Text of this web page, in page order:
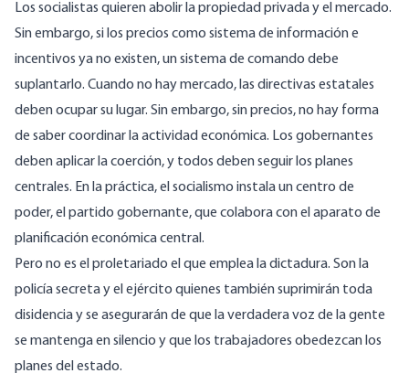
Los socialistas quieren abolir la propiedad privada y el mercado.
Sin embargo, si los precios como sistema de información e
incentivos ya no existen, un sistema de comando debe
suplantarlo. Cuando no hay mercado, las directivas estatales
deben ocupar su lugar. Sin embargo, sin precios, no hay forma
de sabercoordinar la actividad económica. Los gobernantes
deben aplicar la coerción, y todos deben seguir los planes
centrales. En la práctica, el socialismo instala un centro de
poder, el partido gobernante, que colabora con el aparato de
planificación económica central.
Pero no es el proletariado el que emplea la dictadura. Son la
policía secreta y el ejército quienes tambiénsuprimirán toda
disidencia y se asegurarán de que la verdadera voz de la gente
se mantenga en silencio y que los trabajadores obedezcan los
planes del estado.